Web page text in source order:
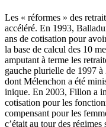
Les « réformes » des
accéléré. En 1993,
ans de cotisation pour
la base de calcul des 10
amputant à terme les
gauche plurielle de 1997
dont Mélenchon a été
inique. En 2003, Fillon a
cotisation pour les
compensant pour les
c’était au tour des